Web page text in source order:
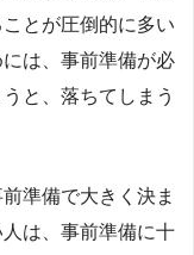
とが圧倒的に多い
は、事前準備が必
と、落ちてしまう
準備で大きく決ま
は、事前準備に十